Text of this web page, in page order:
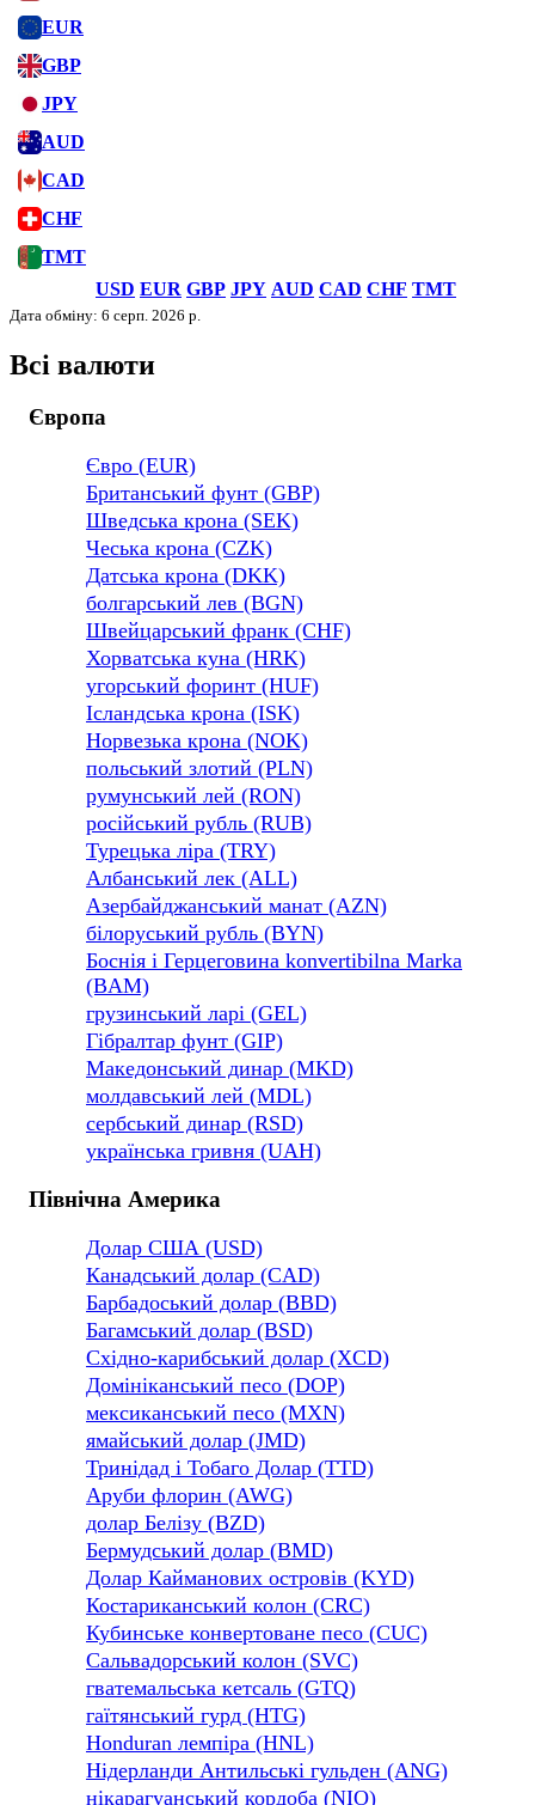
EUR
GBP
JPY
AUD
CAD
CHF
TMT
USD EUR GBP JPY AUD CAD CHF TMT
Дата обміну: 6 серп. 2026 р.
Всі валюти
Європа
Євро (EUR)
Британський фунт (GBP)
Шведська крона (SEK)
Чеська крона (CZK)
Датська крона (DKK)
болгарський лев (BGN)
Швейцарський франк (CHF)
Хорватська куна (HRK)
угорський форинт (HUF)
Ісландська крона (ISK)
Норвезька крона (NOK)
польський злотий (PLN)
румунський лей (RON)
російський рубль (RUB)
Турецька ліра (TRY)
Албанський лек (ALL)
Азербайджанський манат (AZN)
білоруський рубль (BYN)
Боснія і Герцеговина konvertibilna Marka
(BAM)
грузинський ларі (GEL)
Гібралтар фунт (GIP)
Македонський динар (MKD)
молдавський лей (MDL)
сербський динар (RSD)
українська гривня (UAH)
Північна Америка
Долар США (USD)
Канадський долар (CAD)
Барбадоський долар (BBD)
Багамський долар (BSD)
Східно-карибський долар (XCD)
Домініканський песо (DOP)
мексиканський песо (MXN)
ямайський долар (JMD)
Тринідад і Тобаго Долар (TTD)
Аруби флорин (AWG)
долар Белізу (BZD)
Бермудський долар (BMD)
Долар Кайманових островів (KYD)
Костариканський колон (CRC)
Кубинське конвертоване песо (CUC)
Сальвадорський колон (SVC)
гватемальська кетсаль (GTQ)
гаїтянський гурд (HTG)
Honduran лемпіра (HNL)
Нідерланди Антильські гульден (ANG)
нікарагуанський кордоба (NIO)